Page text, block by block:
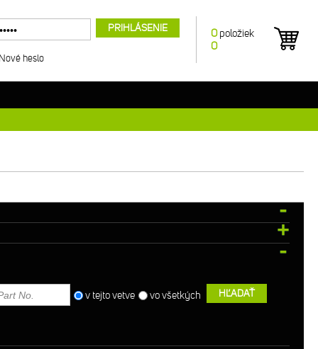
v tejto vetve
vo všetkých HĽADAŤ
0 položiek
0
PRIHLÁSENIE
Nové heslo